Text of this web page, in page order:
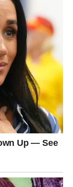
niste preboleli.
mora da
da